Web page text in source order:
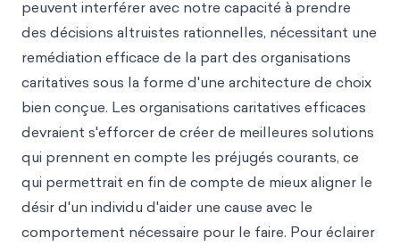
peuvent interférer avec notre capacité à prendre
des décisions altruistes rationnelles, nécessitant une
remédiation efficace de la part des organisations
caritatives sous la forme d'une architecture de choix
bien conçue. Les organisations caritatives efficaces
devraient s'efforcer de créer de meilleures solutions
qui prennent en compte les préjugés courants, ce
qui permettrait en fin de compte de mieux aligner le
désir d'un individu d'aider une cause avec le
comportement nécessaire pour le faire. Pour éclairer